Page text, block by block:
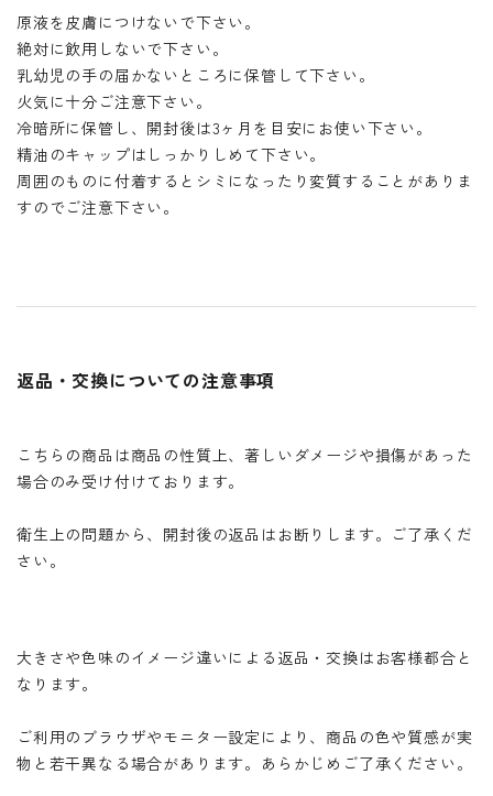
原液を皮膚につけないで下さい。
絶対に飲用しないで下さい。
乳幼児の手の届かないところに保管して下さい。
火気に十分ご注意下さい。
冷暗所に保管し、開封後は3ヶ月を目安にお使い下さい。
精油のキャップはしっかりしめて下さい。
周囲のものに付着するとシミになったり変質することがありま
すのでご注意下さい。
返品・交換についての注意事項
こちらの商品は商品の性質上、著しいダメージや損傷があった
場合のみ受け付けております。
衛生上の問題から、開封後の返品はお断りします。ご了承くだ
さい。
大きさや色味のイメージ違いによる返品・交換はお客様都合と
なります。
ご利用のブラウザやモニター設定により、商品の色や質感が実
物と若干異なる場合があります。あらかじめご了承ください。